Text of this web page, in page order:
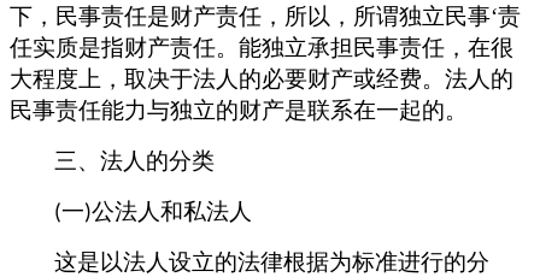
下，民事责任是财产责任，所以，所谓独立民事‘责
任实质是指财产责任。能独立承担民事责任，在很
大程度上，取决于法人的必要财产或经费。法人的
民事责任能力与独立的财产是联系在一起的。
三、法人的分类
(一)公法人和私法人
这是以法人设立的法律根据为标准进行的分